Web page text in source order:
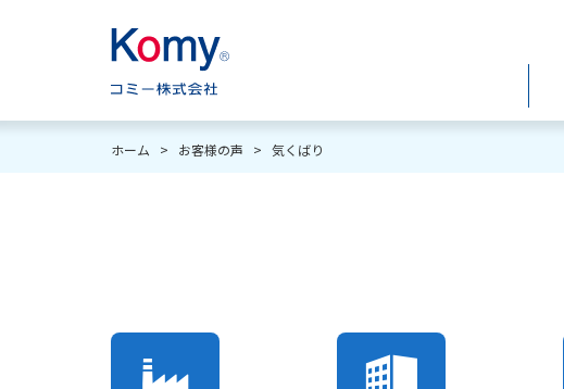
ホーム > お客様の声 > 気くばり